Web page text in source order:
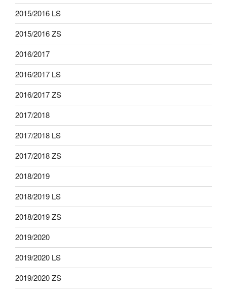
2015/2016 LS
2015/2016 ZS
2016/2017
2016/2017 LS
2016/2017 ZS
2017/2018
2017/2018 LS
2017/2018 ZS
2018/2019
2018/2019 LS
2018/2019 ZS
2019/2020
2019/2020 LS
2019/2020 ZS